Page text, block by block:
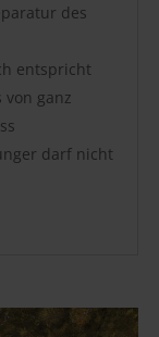
des
entspricht
ganz
darf nicht